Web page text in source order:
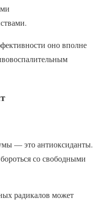
оно вполне
— это антиоксиданты.
со свободными
радикалов может